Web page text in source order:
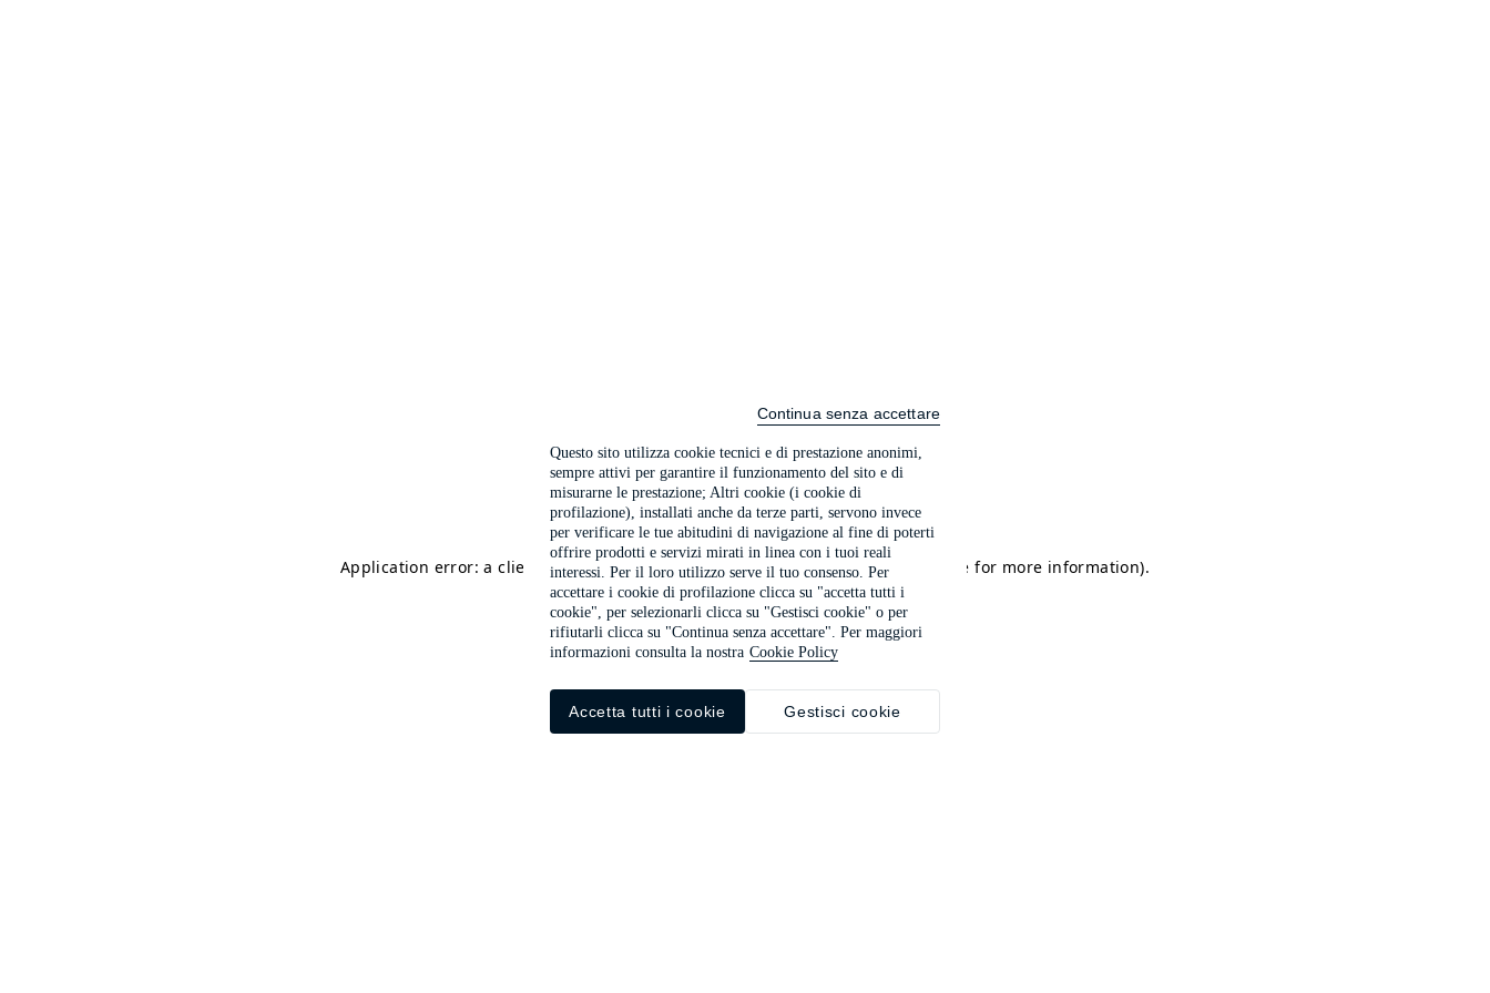
Application error: a client-side exception has occurred (see the browser console for more information).
Questo sito utilizza cookie tecnici e di prestazione anonimi,
sempre attivi per garantire il funzionamento del sito e di
misurarne le prestazione; Altri cookie (i cookie di
profilazione), installati anche da terze parti, servono invece
per verificare le tue abitudini di navigazione al fine di poterti
offrire prodotti e servizi mirati in linea con i tuoi reali
interessi. Per il loro utilizzo serve il tuo consenso. Per
accettare i cookie di profilazione clicca su "accetta tutti i
cookie", per selezionarli clicca su "Gestisci cookie" o per
rifiutarli clicca su "Continua senza accettare". Per maggiori
informazioni consulta la nostra Cookie Policy
Gestisci cookie
Accetta tutti i cookie
Continua senza accettare